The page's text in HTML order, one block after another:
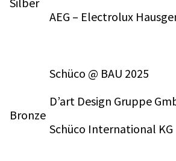
AEG – Electrolux
Bronze
Schüco @ BAU 2025
D’art Design Gruppe
Schüco International KG